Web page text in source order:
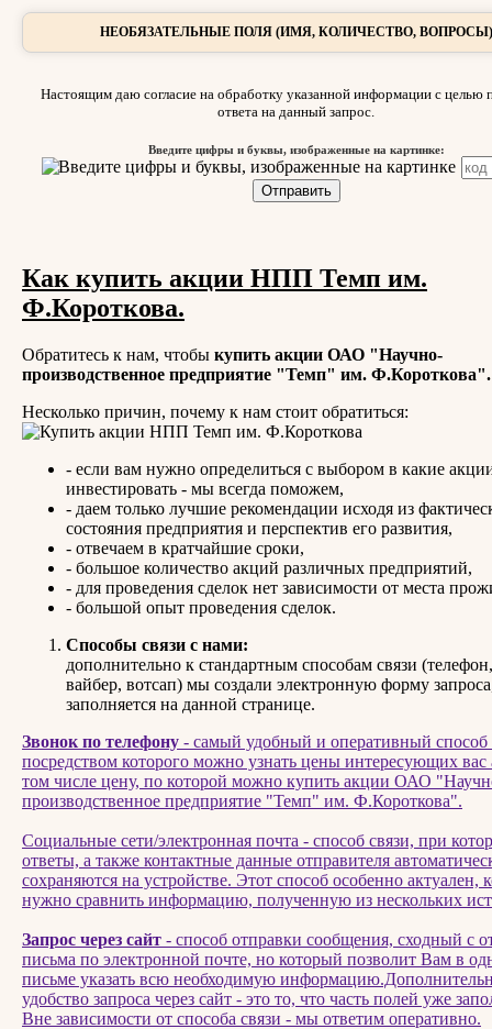
НЕОБЯЗАТЕЛЬНЫЕ ПОЛЯ (ИМЯ, КОЛИЧЕСТВО, ВОПРОСЫ)
Настоящим даю согласие на обработку указанной информации с целью
ответа на данный запрос.
Введите цифры и буквы, изображенные на картинке:
Как купить акции НПП Темп им.
Ф.Короткова.
Обратитесь к нам, чтобы купить акции ОАО "Научно-
производственное предприятие "Темп" им. Ф.Короткова".
Несколько причин, почему к нам стоит обратиться:
- если вам нужно определиться с выбором в какие
инвестировать - мы всегда поможем,
- даем только лучшие рекомендации исходя из
состояния предприятия и перспектив его развития,
- отвечаем в кратчайшие сроки,
- большое количество акций различных предприятий,
- для проведения сделок нет зависимости от места
- большой опыт проведения сделок.
Способы связи с нами:
дополнительно к стандартным способам связи
вайбер, вотсап) мы создали электронную форму
заполняется на данной странице.
Звонок по телефону - самый удобный и оперативный способ
посредством которого можно узнать цены интересующих вас
том числе цену, по которой можно купить акции ОАО
производственное предприятие "Темп" им. Ф.Короткова".
Социальные сети/электронная почта - способ связи, при
ответы, а также контактные данные отправителя
сохраняются на устройстве. Этот способ особенно актуален,
нужно сравнить информацию, полученную из нескольких
Запрос через сайт - способ отправки сообщения, сходный с
письма по электронной почте, но который позволит Вам в
письме указать всю необходимую
удобство запроса через сайт - это то, что часть полей уже
Вне зависимости от способа связи - мы ответим оперативно.